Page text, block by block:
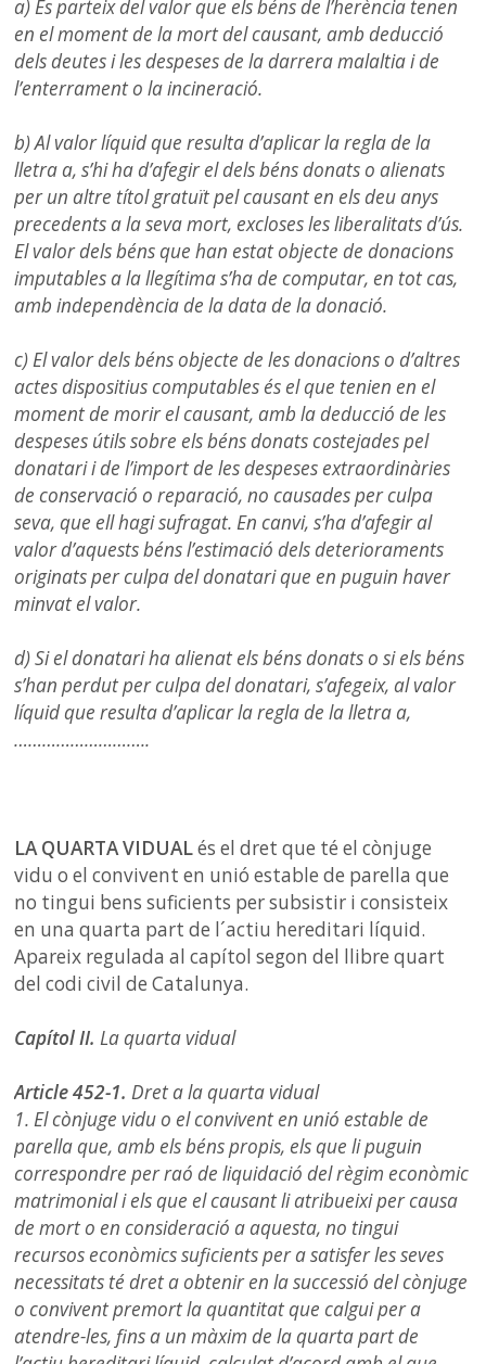
a) Es parteix del valor que els béns de l’herència tenen
en el moment de la mort del causant, amb deducció
dels deutes i les despeses de la darrera malaltia i de
l’enterrament o la incineració.
b) Al valor líquid que resulta d’aplicar la regla de la
lletra a, s’hi ha d’afegir el dels béns donats o alienats
per un altre títol gratuït pel causant en els deu anys
precedents a la seva mort, excloses les liberalitats d’ús.
El valor dels béns que han estat objecte de donacions
imputables a la llegítima s’ha de computar, en tot cas,
amb independència de la data de la donació.
c) El valor dels béns objecte de les donacions o d’altres
actes dispositius computables és el que tenien en el
moment de morir el causant, amb la deducció de les
despeses útils sobre els béns donats costejades pel
donatari i de l’import de les despeses extraordinàries
de conservació o reparació, no causades per culpa
seva, que ell hagi sufragat. En canvi, s’ha d’afegir al
valor d’aquests béns l’estimació dels deterioraments
originats per culpa del donatari que en puguin haver
minvat el valor.
d) Si el donatari ha alienat els béns donats o si els béns
s’han perdut per culpa del donatari, s’afegeix, al valor
líquid que resulta d’aplicar la regla de la lletra a,
………………………..
LA QUARTA VIDUALés el dret que té el cònjuge
vidu o el convivent en unió estable de parella que
no tingui bens suficients per subsistir i consisteix
en una quarta part de l´actiu hereditari líquid.
Apareix regulada al capítol segon del llibre quart
del codi civil de Catalunya.
Capítol II. La quarta vidual
Article 452-1. Dret a la quarta vidual
1. El cònjuge vidu o el convivent en unió estable de
parella que, amb els béns propis, els que li puguin
correspondre per raó de liquidació del règim econòmic
matrimonial i els que el causant li atribueixi per causa
de mort o en consideració a aquesta, no tingui
recursos econòmics suficients per a satisfer les seves
necessitats té dret a obtenir en la successió del cònjuge
o convivent premort la quantitat que calgui per a
atendre-les, fins a un màxim de la quarta part de